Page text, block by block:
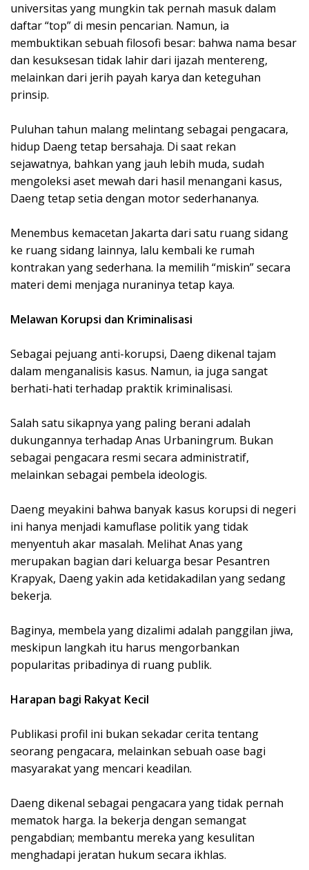
universitas yang mungkin tak pernah masuk dalam
daftar “top” di mesin pencarian. Namun, ia
membuktikan sebuah filosofi besar: bahwa nama besar
dan kesuksesan tidak lahir dari ijazah mentereng,
melainkan dari jerih payah karya dan keteguhan
prinsip.
Puluhan tahun malang melintang sebagai pengacara,
hidup Daeng tetap bersahaja. Di saat rekan
sejawatnya, bahkan yang jauh lebih muda, sudah
mengoleksi aset mewah dari hasil menangani kasus,
Daeng tetap setia dengan motor sederhananya.
Menembus kemacetan Jakarta dari satu ruang sidang
ke ruang sidang lainnya, lalu kembali ke rumah
kontrakan yang sederhana. Ia memilih “miskin” secara
materi demi menjaga nuraninya tetap kaya.
Melawan Korupsi dan Kriminalisasi
Sebagai pejuang anti-korupsi, Daeng dikenal tajam
dalam menganalisis kasus. Namun, ia juga sangat
berhati-hati terhadap praktik kriminalisasi.
Salah satu sikapnya yang paling berani adalah
dukungannya terhadap Anas Urbaningrum. Bukan
sebagai pengacara resmi secara administratif,
melainkan sebagai pembela ideologis.
Daeng meyakini bahwa banyak kasus korupsi di negeri
ini hanya menjadi kamuflase politik yang tidak
menyentuh akar masalah. Melihat Anas yang
merupakan bagian dari keluarga besar Pesantren
Krapyak, Daeng yakin ada ketidakadilan yang sedang
bekerja.
Baginya, membela yang dizalimi adalah panggilan jiwa,
meskipun langkah itu harus mengorbankan
popularitas pribadinya di ruang publik.
Harapan bagi Rakyat Kecil
Publikasi profil ini bukan sekadar cerita tentang
seorang pengacara, melainkan sebuah oase bagi
masyarakat yang mencari keadilan.
Daeng dikenal sebagai pengacara yang tidak pernah
mematok harga. Ia bekerja dengan semangat
pengabdian; membantu mereka yang kesulitan
menghadapi jeratan hukum secara ikhlas.